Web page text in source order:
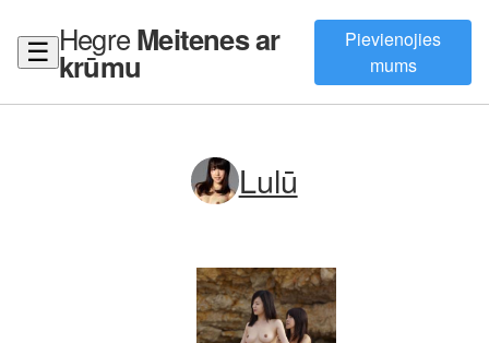
☰ HegreMeitenes ar
krūmu
Pievienojies
mums
Lulū